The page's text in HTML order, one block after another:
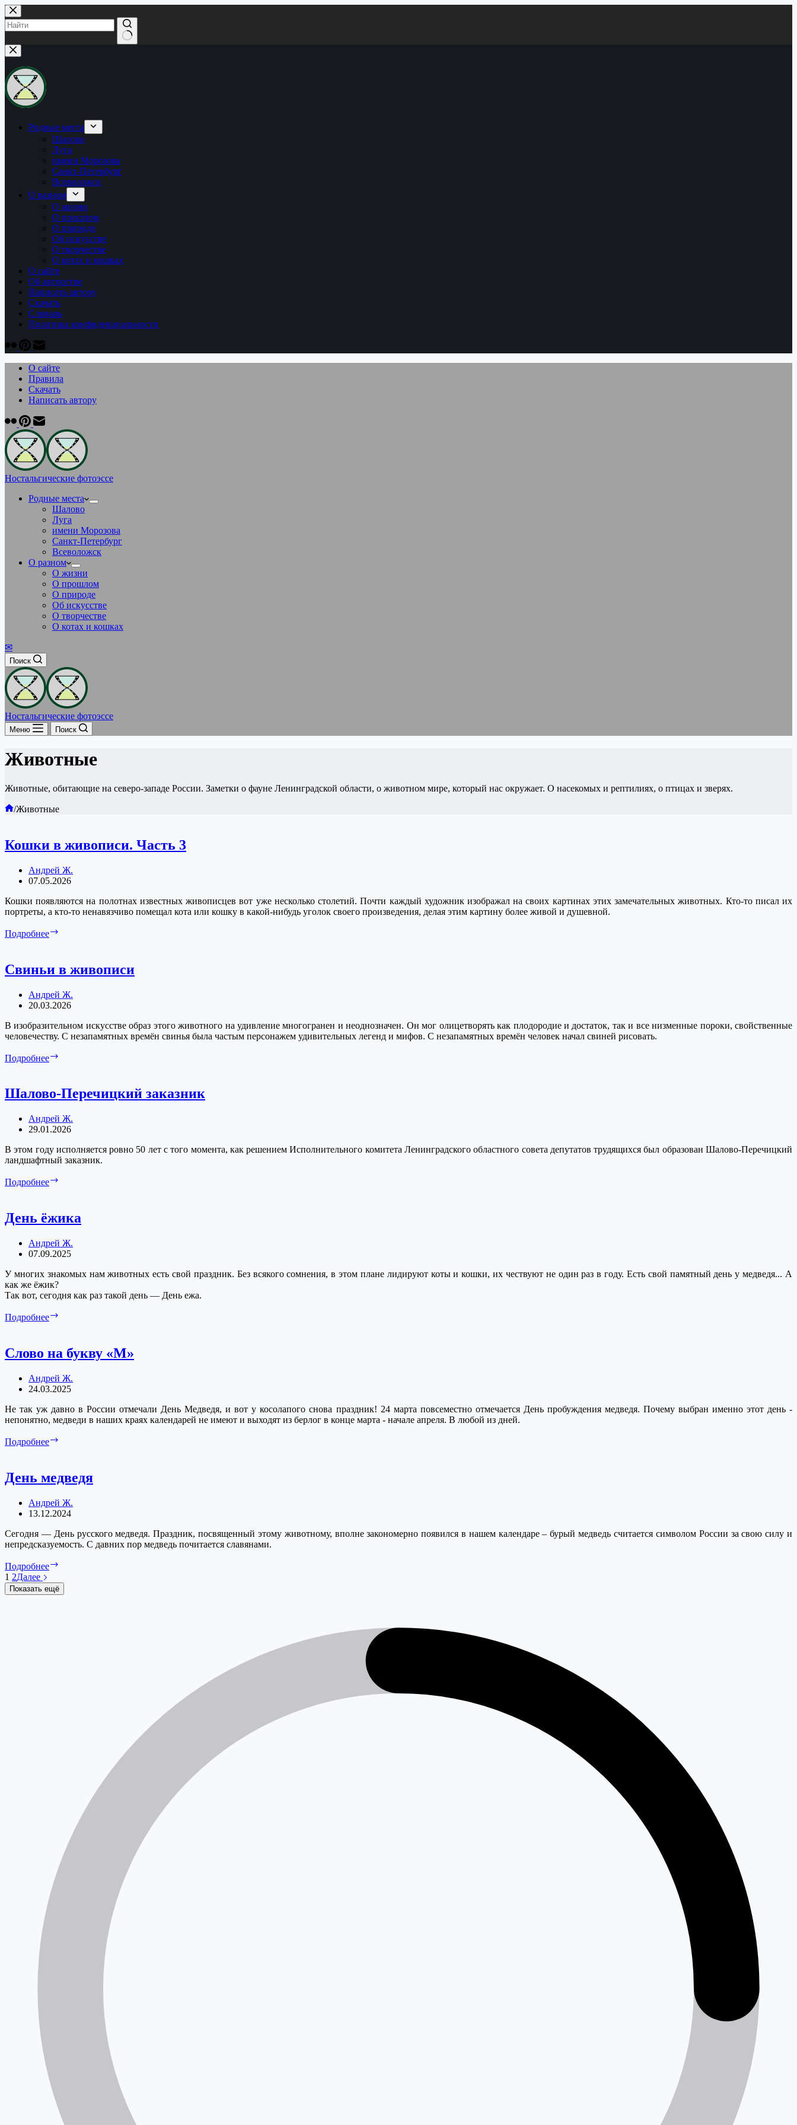
Перейти
к
сути
Ничего
не
найдено
Родные места
Шалово
Луга
имени Морозова
Санкт-Петербург
Всеволожск
О разном
О жизни
О прошлом
О природе
Об искусстве
О творчестве
О котах и кошках
О сайте
Об авторстве
Написать автору
Скачать
Cловарь
Политика конфиденциальности
О сайте
Правила
Скачать
Написать автору
Ностальгические фотоэссе
Родные места
Шалово
Луга
имени Морозова
Санкт-Петербург
Всеволожск
О разном
О жизни
О прошлом
О природе
Об искусстве
О творчестве
О котах и кошках
✉
Поиск
Ностальгические фотоэссе
Меню Поиск
Животные
Животные, обитающие на северо-западе России. Заметки о фауне Ленинградской области, о животном мире, который нас окружает. О насекомых и рептилиях, о птицах и зверях.
Главная
/Животные
Кошки в живописи. Часть 3
Андрей Ж.
07.05.2026
Кошки появляются на полотнах известных живописцев вот уже несколько столетий. Почти каждый художник изображал на своих картинах этих замечательных животных. Кто-то писал их
портреты, а кто-то ненавязчиво помещал кота или кошку в какой-нибудь уголок своего произведения, делая этим картину более живой и душевной.
Подробнее
3
Свиньи в живописи
Андрей Ж.
20.03.2026
В изобразительном искусстве образ этого животного на удивление многогранен и неоднозначен. Он мог олицетворять как плодородие и достаток, так и все низменные пороки, свойственные
человечеству. С незапамятных времён свинья была частым персонажем удивительных легенд и мифов. С незапамятных времён человек начал свиней рисовать.
Подробнее
Шалово-Перечицкий заказник
Андрей Ж.
29.01.2026
В этом году исполняется ровно 50 лет с того момента, как решением Исполнительного комитета Ленинградского областного совета депутатов трудящихся был образован Шалово-Перечицкий
ландшафтный заказник.
Подробнее
День ёжика
Андрей Ж.
07.09.2025
У многих знакомых нам животных есть свой праздник. Без всякого сомнения, в этом плане лидируют коты и кошки, их чествуют не один раз в году. Есть свой памятный день у медведя... А
как же ёжик?
Так вот, сегодня как раз такой день — День ежа.
Подробнее
Слово на букву «М»
Андрей Ж.
24.03.2025
Не так уж давно в России отмечали День Медведя, и вот у косолапого снова праздник! 24 марта повсеместно отмечается День пробуждения медведя. Почему выбран именно этот день -
непонятно, медведи в наших краях календарей не имеют и выходят из берлог в конце марта - начале апреля. В любой из дней.
Подробнее
День медведя
Андрей Ж.
13.12.2024
Сегодня — День русского медведя. Праздник, посвященный этому животному, вполне закономерно появился в нашем календаре – бурый медведь считается символом России за свою силу и
непредсказуемость. С давних пор медведь почитается славянами.
Подробнее
1 2Далее
Показать ещё